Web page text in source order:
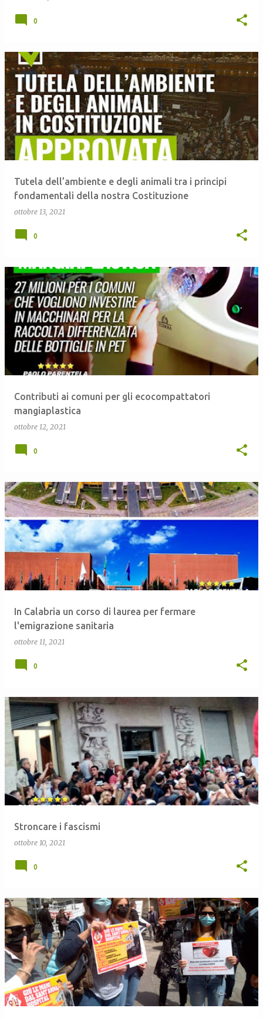
0
Tutela dell’ambiente e degli animali tra i principi
fondamentali della nostra Costituzione
ottobre 13, 2021
0
Contributi ai comuni per gli ecocompattatori
mangiaplastica
ottobre 12, 2021
0
In Calabria un corso di laurea per fermare
l'emigrazione sanitaria
ottobre 11, 2021
0
Stroncare i fascismi
ottobre 10, 2021
0